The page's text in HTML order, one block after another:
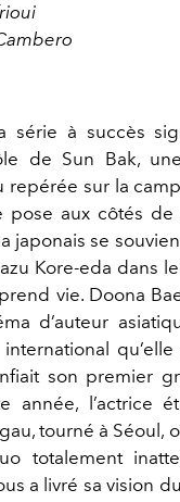
série à succès
de Sun Bak,
repérée sur la
pose aux côtés de
japonais se
Kore-eda dans
vie. Doona
d’auteur
son premier
année, l’actrice
tourné à Séoul,
totalement
a livré sa vision